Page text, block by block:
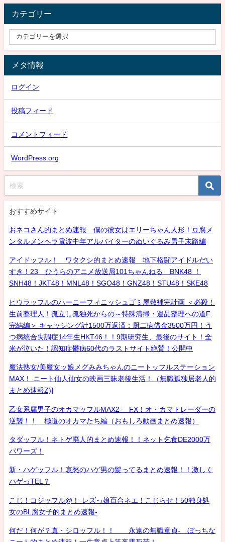
カテゴリー
メタ情報
ログイン
投稿フィード
コメントフィード
WordPress.org
おすすめサイト
おネコさん的まとめ速報 僕の彼女はエリーちゃん人形！豆腐メ
ンタルメンヘラ電波中年アルバイターのぬいぐるみ男子末路編
アイドッフル！ ワタクシ的まとめ速報 地下格闘アイドルだい
すき！23 ひうらのアニメ放送局101ちゃんねる BNK48 ！
SNH48！JKT48！MNL48！SGO48！GNZ48！STU48！SKE48
ヒウラッフルのハーニーフィニッシュゴミ屋敷補完計画 ＜必殺！
生前整理人！孤立し孤独死からの～特殊清掃・遺品整理への道F
完結編＞ キャッシング計1500万返済：厨二病借金3500万円！う
つ病統合失調症14年生HKT46！！9期研究生、最後のサイト！全
米が泣いた！認知症鬱病60代のラストサイト絶賛！公開中
魔法熟女/美魔女ッ娘メグみみちゃんのニートッフルステーション
MAX！ ニート仙人仙女の映画三昧老後生活！（無職孤独居老人的
まとめ速報Z)]
乙女系腐男子のオカマッフルMAX2- FX！オ・カマトレーダーの
逆襲！！ 極道のオカマたち編（おもしろ動画まとめ速報）
タダッフル！ネトゲ廃人的まとめ速報！！ネット乞食DE2000万
パワーズ！
新・ハゲッフル！哀愁のハゲ男の髪ってるまとめ速報！！激しく
ハゲっTEL？
こじ！コジッフル@！-レズっ娘百合ネエ！こじらせ！50独身処
女のBL腐女子的まとめ速報-
何だ！何が？真・シロッフル！！ 永遠の無職童貞- ぼっちな